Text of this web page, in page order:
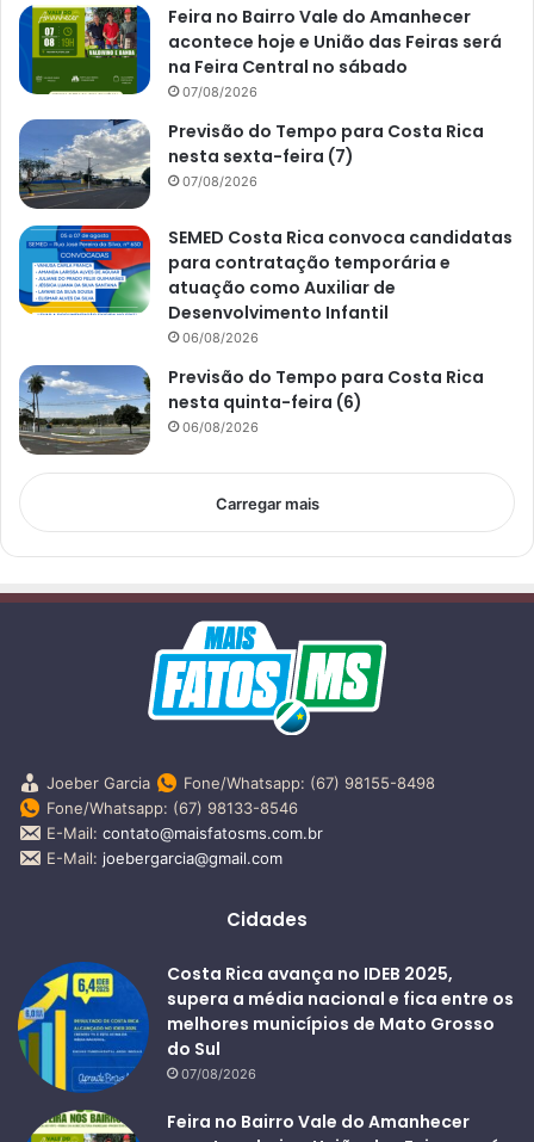
Feira no Bairro Vale do Amanhecer
acontece hoje e União das Feiras será
na Feira Central no sábado
07/08/2026
Previsão do Tempo para Costa Rica
nesta sexta-feira (7)
07/08/2026
SEMED Costa Rica convoca candidatas
para contratação temporária e
atuação como Auxiliar de
Desenvolvimento Infantil
06/08/2026
Previsão do Tempo para Costa Rica
nesta quinta-feira (6)
06/08/2026
Carregar mais
Joeber Garcia
Fone/Whatsapp: (67) 98155-8498
Fone/Whatsapp: (67) 98133-8546
E-Mail: contato@maisfatosms.com.br
E-Mail: joebergarcia@gmail.com
Cidades
Costa Rica avança no IDEB 2025,
supera a média nacional e fica entre os
melhores municípios de Mato Grosso
do Sul
07/08/2026
Feira no Bairro Vale do Amanhecer